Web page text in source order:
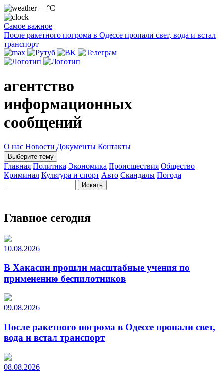
—°C
Самое важное
После ракетного погрома в Одессе пропали свет, вода и встал
транспорт
агентство
информационных
сообщений
О нас Новости Документы Контакты
Выберите тему
Главная Политика Экономика Происшествия Общество
Криминал Культура и спорт Авто Скандалы Погода
Главное сегодня
10.08.2026
В Хакасии прошли масштабные учения по
применению беспилотников
09.08.2026
После ракетного погрома в Одессе пропали свет,
вода и встал транспорт
08.08.2026